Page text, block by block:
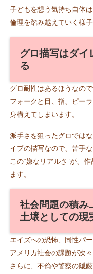
子どもを想う気持ち自体
倫理を踏み越えていく様
グロ描写はダイ
る
グロ耐性はあるほうなの
フォークと目、指、ピー
身構えてしまいます。
派手さを狙ったグロでは
イプの描写なので、苦手
この“嫌なリアルさ”が、
ます。
社会問題の積
土壌としての現
エイズへの恐怖、同性パ
アメリカ社会の課題が次々
さらに、不倫や警察の隠